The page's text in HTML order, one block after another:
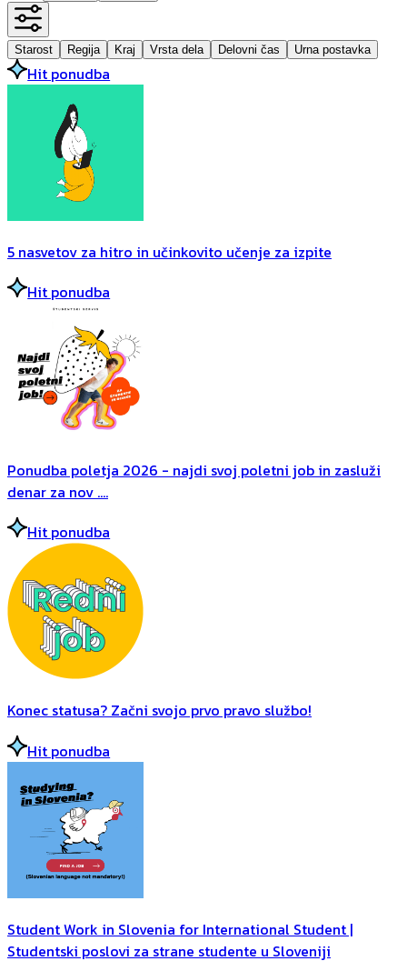
Starost Regija Kraj Vrsta dela Delovni čas Urna postavka
Hit ponudba
5 nasvetov za hitro in učinkovito učenje za izpite
Hit ponudba
Ponudba poletja 2026 - najdi svoj poletni job in zasluži
denar za nov ....
Hit ponudba
Konec statusa? Začni svojo prvo pravo službo!
Hit ponudba
Student Work in Slovenia for International Student |
Studentski poslovi za strane studente u Sloveniji